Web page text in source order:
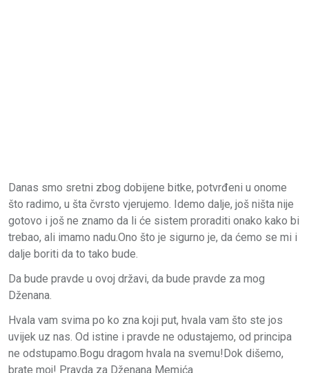
Danas smo sretni zbog dobijene bitke, potvrđeni u onome
što radimo, u šta čvrsto vjerujemo. Idemo dalje, još ništa nije
gotovo i još ne znamo da li će sistem proraditi onako kako bi
trebao, ali imamo nadu.Ono što je sigurno je, da ćemo se mi i
dalje boriti da to tako bude.
Da bude pravde u ovoj državi, da bude pravde za mog
Dženana.
Hvala vam svima po ko zna koji put, hvala vam što ste jos
uvijek uz nas. Od istine i pravde ne odustajemo, od principa
ne odstupamo.Bogu dragom hvala na svemu!Dok dišemo,
brate moj! Pravda za Dženana Memića